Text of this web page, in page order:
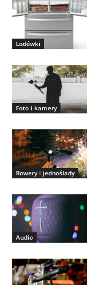
Lodówki
Foto i kamery
Rowery i jednoślady
Audio